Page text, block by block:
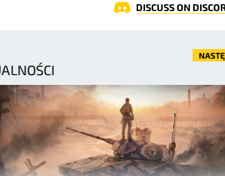
DISCUSS ON